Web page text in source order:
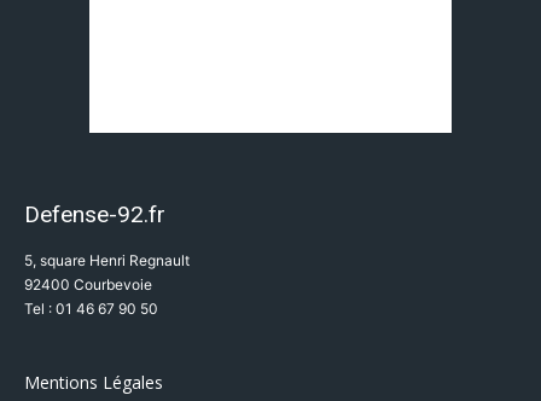
Defense-92.fr
5, square Henri Regnault
92400 Courbevoie
Tel : 01 46 67 90 50
Mentions Légales